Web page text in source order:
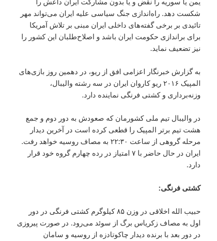
یمن یا سوریه را نقض و یا بدون مشارکت ایران داعش را
شکست دهد. راه‌اندازی جنگ سیاسی علیه ایران می‌تواند مهر
تائیدی بر برخی گفته‌های داخلی ایران مبنی بر تلاش آمریکا
برای براندازی حکومت ایران باشد و اصلاح‌طلبان این کشور را
نیز تضعیف نماید.
به گزارش خبرنگار اعزامی افق از ریو، در دهمین روز بازی‌های
المپیک ۲۰۱۶ ریو کاروان ایران در سه رشته والیبال،
وزنه‌برداری و کشتی فرنگی نماینده دارد.
در والیبال تیم ملی کشورمان که صعودش به دور دوم و جمع
هشت تیم برتر المپیک را قطعی کرده است در آخرین دیدار
مرحله گروهی از ساعت ۲۲:۳۰ به مصاف روسیه خواهد رفت.
ایران در حال حاضر با ۷ امتیاز در رده چهارم گروه خود قرار
دارد.
کشتی فرنگی:
حبیب الله اخلاقی در وزن ۸۵ کیلوگرم کشتی فرنگی در دور
اول به مصاف زکریاس برگ از سوئد می‌رود. در صورت پیروزی
در دور بعد با برنده دیدار چاکوتادزه از روسیه و سامان